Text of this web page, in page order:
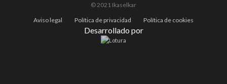
Aviso legal Política de privacidad Política de cookies
© 2021 Ikaselkar
Desarrollado por